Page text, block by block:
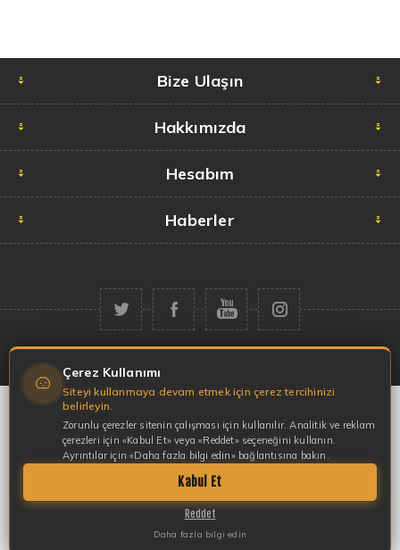
Bize Ulaşın
Hakkımızda
Hesabım
Haberler
Telif hakkı © 2026 Garaj Market. Tüm hakları saklıdır.
Çerez Kullanımı
Siteyi kullanmaya devam etmek için çerez tercihinizi
belirleyin.
Zorunlu çerezler sitenin çalışması için kullanılır. Analitik ve reklam
çerezleri için «Kabul Et» veya «Reddet» seçeneğini kullanın.
Ayrıntılar için «Daha fazla bilgi edin» bağlantısına bakın.
Kabul Et
Reddet
Daha fazla bilgi edin